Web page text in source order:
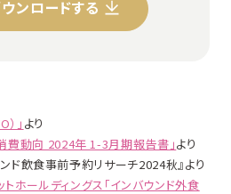
ンロードする
」 より
費動向 2024年 1-3月期報告書」より
ド飲食事前予約リサーチ2024秋』より
ホールディングス「インバウンド外食